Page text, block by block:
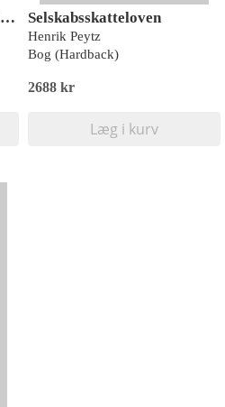
Aktieavancebeskatningsloven Selskabsskatteloven
Henrik Peytz
Bog (Hardback)
2688 kr
Læg i kurv